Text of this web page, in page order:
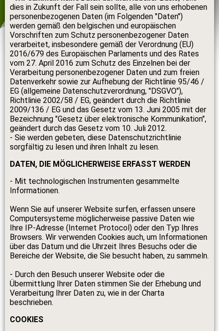
dies in Zukunft der Fall sein sollte, alle von uns erhobenen
personenbezogenen Daten (im Folgenden "Daten")
werden gemäß den belgischen und europäischen
Vorschriften zum Schutz personenbezogener Daten
verarbeitet, insbesondere gemäß der Verordnung (EU)
2016/679 des Europäischen Parlaments und des Rates
vom 27. April 2016 zum Schutz des Einzelnen bei der
Verarbeitung personenbezogener Daten und zum freien
Datenverkehr sowie zur Aufhebung der Richtlinie 95/46 /
EG (allgemeine Datenschutzverordnung, "DSGVO"),
Richtlinie 2002/58 / EG, geändert durch die Richtlinie
2009/136 / EG und das Gesetz vom 13. Juni 2005 mit der
Bezeichnung "Gesetz über elektronische Kommunikation",
geändert durch das Gesetz vom 10. Juli 2012.
- Sie werden gebeten, diese Datenschutzrichtlinie
sorgfältig zu lesen und ihren Inhalt zu lesen.
DATEN, DIE MÖGLICHERWEISE ERFASST WERDEN
- Mit technologischen Instrumenten gesammelte
Informationen.
Wenn Sie auf unserer Website surfen, erfassen unsere
Computersysteme möglicherweise passive Daten wie
Ihre IP-Adresse (Internet Protocol) oder den Typ Ihres
Browsers. Wir verwenden Cookies auch, um Informationen
über das Datum und die Uhrzeit Ihres Besuchs oder die
Bereiche der Website, die Sie besucht haben, zu sammeln.
- Durch den Besuch unserer Website oder die
Übermittlung Ihrer Daten stimmen Sie der Erhebung und
Verarbeitung Ihrer Daten zu, wie in der Charta
beschrieben.
COOKIES